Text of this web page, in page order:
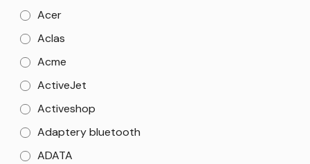
Acer
Aclas
Acme
ActiveJet
Activeshop
Adaptery bluetooth
ADATA